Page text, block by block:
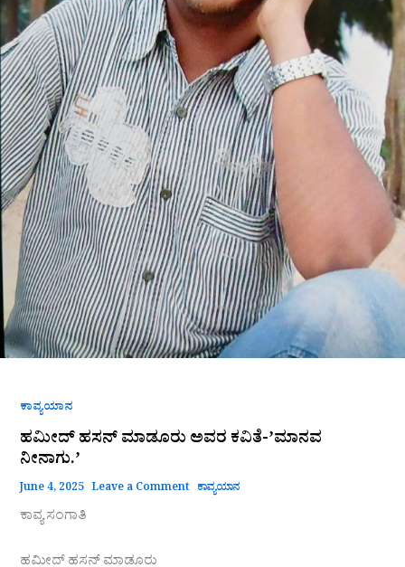
ಕಾವ್ಯಯಾನ
ಹಮೀದ್ ಹಸನ್ ಮಾಡೂರು ಅವರ ಕವಿತೆ-ʼಮಾನವ
ನೀನಾಗು.ʼ
June 4, 2025 Leave a Comment ಕಾವ್ಯಯಾನ
ಕಾವ್ಯ ಸಂಗಾತಿ
ಹಮೀದ್ ಹಸನ್ ಮಾಡೂರು